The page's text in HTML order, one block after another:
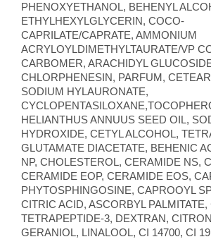
PHENOXYETHANOL, BEHENYL
ETHYLHEXYLGLYCERIN, COCO-
CAPRILATE/CAPRATE, AMMONIUM
ACRYLOYLDIMETHYLTAURATE/VP
CARBOMER, ARACHIDYL
CHLORPHENESIN, PARFUM,
SODIUM HYLAURONATE,
HELIANTHUS ANNUUS SEED OIL,
HYDROXIDE, CETYL ALCOHOL,
GLUTAMATE DIACETATE, BEHENIC
NP, CHOLESTEROL, CERAMIDE NS,
CERAMIDE EOP, CERAMIDE EOS,
PHYTOSPHINGOSINE, CAPROOYL
CITRIC ACID, ASCORBYL
TETRAPEPTIDE-3, DEXTRAN,
GERANIOL, LINALOOL, CI 14700, CI